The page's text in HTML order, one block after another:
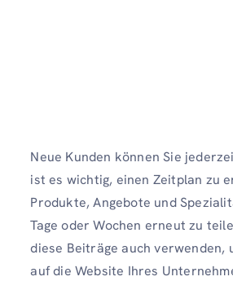
Neue Kunden können Sie
ist es wichtig, einen Zeitplan zu
Produkte, Angebote und
Tage oder Wochen erneut zu
diese Beiträge auch verwenden,
auf die Website Ihres